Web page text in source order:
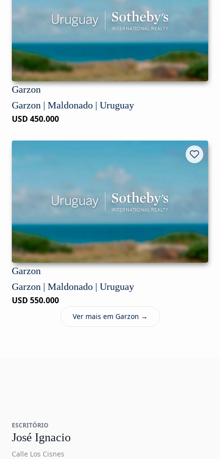
Garzon
Garzon | Maldonado | Uruguay
USD 450.000
Garzon
Garzon | Maldonado | Uruguay
USD 550.000
Ver mais em Garzon →
ESCRITÓRIO
José Ignacio
Calle Los Cisnes